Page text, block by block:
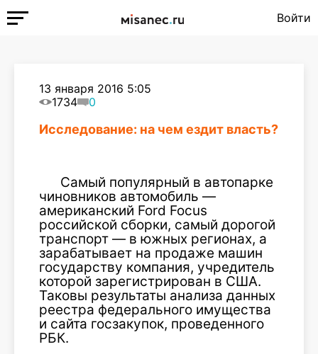
Войти
13 января 2016 5:05
1734
0
Исследование: на чем ездит власть?
Самый популярный в автопарке
чиновников автомобиль —
американский Ford Focus
российской сборки, самый дорогой
транспорт — в южных регионах, а
зарабатывает на продаже машин
государству компания, учредитель
которой зарегистрирован в США.
Таковы результаты анализа данных
реестра федерального имущества
и сайта госзакупок, проведенного
РБК.